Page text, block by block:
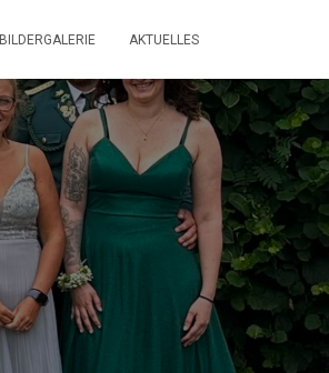
BILDERGALERIE AKTUELLES